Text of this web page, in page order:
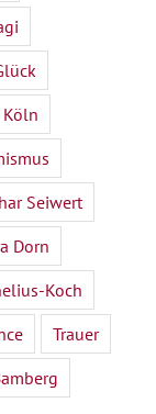
Köln
Seiwert
Dorn
Koch
Trauer